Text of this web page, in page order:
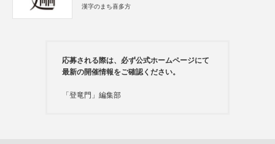
漢字のまち喜多方
応募される際は、必ず公式ホームページにて
最新の開催情報をご確認ください。
「登竜門」編集部